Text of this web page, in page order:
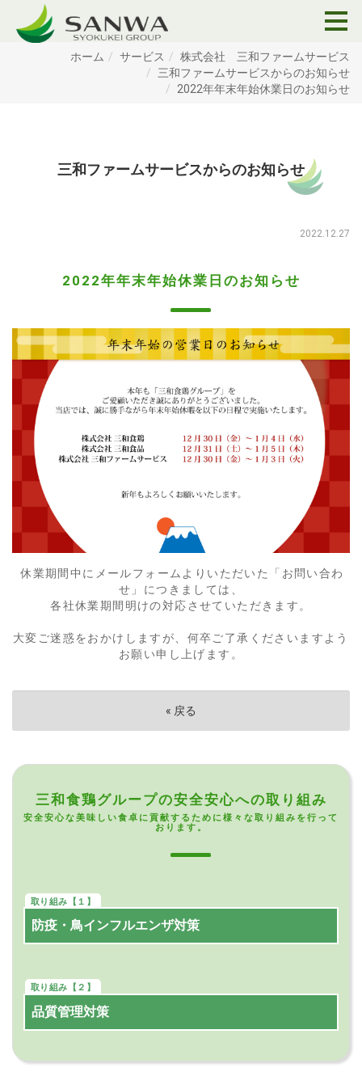
ホーム サービス
株式会社 三和ファームサービス
三和ファームサービスからのお知らせ
2022年年末年始休業日のお知らせ
三和ファームサービスからのお知らせ
2022.12.27
2022年年末年始休業日のお知らせ
休業期間中にメールフォームよりいただいた「お問い合わ
せ」につきましては、
各社休業期間明けの対応させていただきます。
大変ご迷惑をおかけしますが、何卒ご了承くださいますよう
お願い申し上げます。
« 戻る
三和食鶏グループの安全安心への取り組み
安全安心な美味しい食卓に貢献するために様々な取り組みを行って
おります。
防疫・鳥インフルエンザ対策
品質管理対策